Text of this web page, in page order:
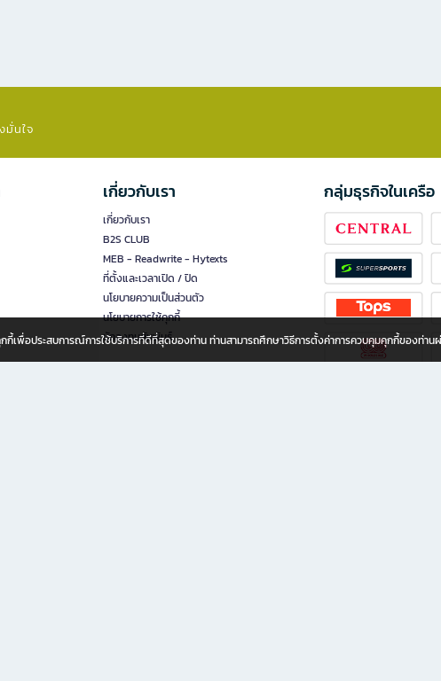
มั่นใจ​
เกี่ยวกับเรา
เกี่ยวกับเรา
B2S CLUB
MEB - Readwrite - Hytexts
ที่ตั้งและเวลาเปิด / ปิด
นโยบายความเป็นส่วนตัว
นโยบายการใช้คุกกี้
นักลงทุนสัมพันธ์
กลุ่มธุรกิจในเครือ
กี้เพื่อประสบการณ์การใช้บริการที่ดีที่สุดของท่าน ท่านสามารถศึกษาวิธีการตั้งค่าการควบคุมคุกกี้ของท่าน